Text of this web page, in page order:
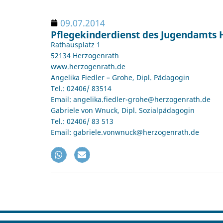
09.07.2014
Pflegekinderdienst des Jugendamts
Rathausplatz 1
52134 Herzogenrath
www.herzogenrath.de
Angelika Fiedler – Grohe, Dipl. Pädagogin
Tel.: 02406/ 83514
Email: angelika.fiedler-grohe@herzogenrath.de
Gabriele von Wnuck, Dipl. Sozialpädagogin
Tel.: 02406/ 83 513
Email: gabriele.vonwnuck@herzogenrath.de